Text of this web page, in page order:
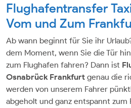
Flughafentransfer
Vom und Zum
Ab wann beginnt für Sie ihr
dem Moment, wenn Sie die Tür
zum Flughafen fahren? Dann ist
Osnabrück Frankfurt genau die
werden von unserem Fahrer
abgeholt und ganz entspannt zum